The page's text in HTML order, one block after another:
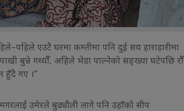
एउटै घरमा कम्तीमा पनि दुई सय हाराहारीमा
बुन्ने गथ्यौँ, अहिले भेडा पाल्नेको सङ्ख्या घटेपछि रौँ
हुँदै गए ।”
उमेरले बुढ्यौली लागे पनि उहाँको सीप